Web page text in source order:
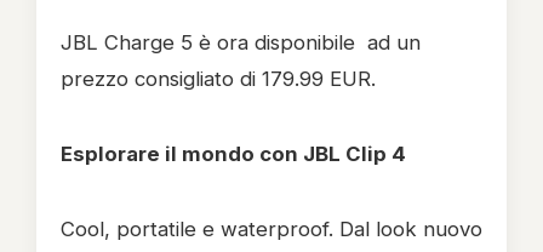
JBL Charge 5 è ora disponibile ad un
prezzo consigliato di 179.99 EUR.
Esplorare il mondo con JBL Clip 4
Cool, portatile e waterproof. Dal look nuovo